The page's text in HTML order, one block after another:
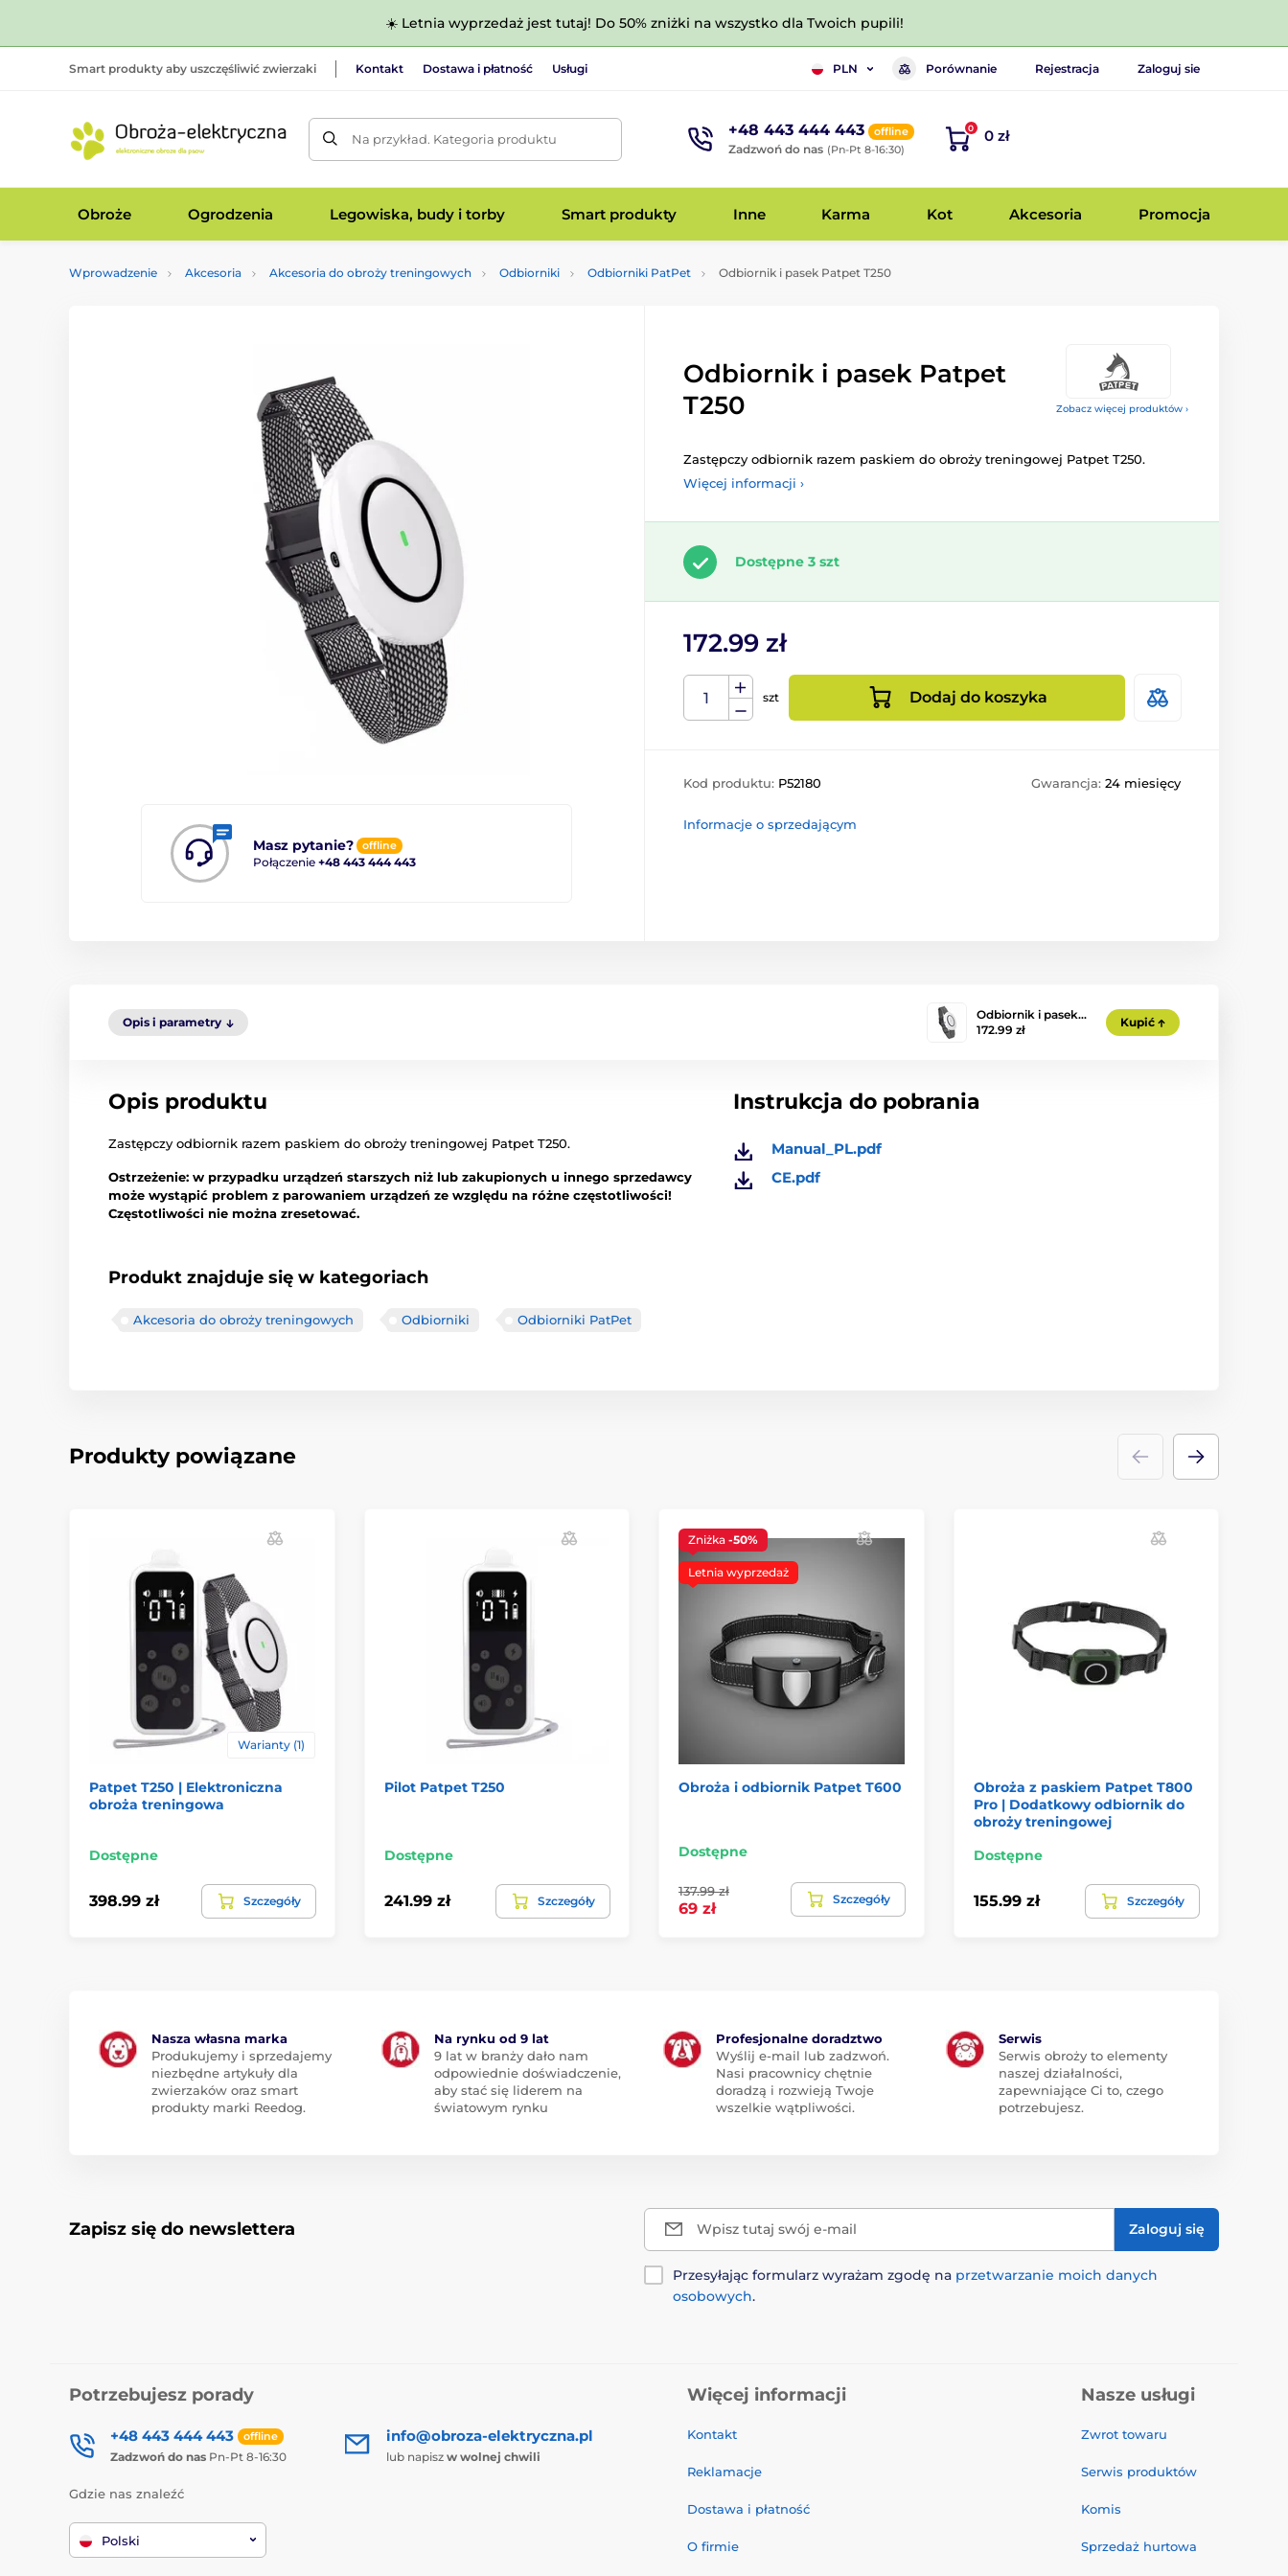
☀️ Letnia wyprzedaż jest tutaj! Do 50% zniżki na wszystko dla Twoich pupili!
Smart produkty aby uszczęśliwić zwierzaki Kontakt Dostawa i płatność Usługi PLN Porównanie Rejestracja Zaloguj sie
Na przykład. Kategoria produktu +48 443 444 443 offline
Zadzwoń do nas (Pn-Pt 8-16:30)
0 0 zł
Obroże Ogrodzenia Legowiska, budy i torby Smart produkty Inne Karma Kot Akcesoria Promocja
Wprowadzenie Akcesoria Akcesoria do obroży treningowych Odbiorniki Odbiorniki PatPet Odbiornik i pasek Patpet T250
Zobacz więcej produktów ›
Masz pytanie? offline
Połączenie +48 443 444 443
Odbiornik i pasek Patpet
T250
Zastępczy odbiornik razem paskiem do obroży treningowej Patpet T250.
Więcej informacji ›
Dostępne 3 szt
172.99 zł
szt Dodaj do koszyka
Kod produktu: P52180 Gwarancja: 24 miesięcy
Informacje o sprzedającym
Opis i parametry
Odbiornik i pasek…
172.99 zł
Kupić
Opis produktu
Zastępczy odbiornik razem paskiem do obroży treningowej Patpet T250.
Ostrzeżenie: w przypadku urządzeń starszych niż lub zakupionych u innego sprzedawcy
może wystąpić problem z parowaniem urządzeń ze względu na różne częstotliwości!
Częstotliwości nie można zresetować.
Produkt znajduje się w kategoriach
Akcesoria do obroży treningowych Odbiorniki Odbiorniki PatPet
Instrukcja do pobrania
Manual_PL.pdf
CE.pdf
Produkty powiązane
Warianty (1)
Patpet T250 | Elektroniczna
obroża treningowa
Dostępne
398.99 zł Szczegóły
Pilot Patpet T250
Dostępne
241.99 zł Szczegóły
Zniżka -50%
Letnia wyprzedaż
Obroża i odbiornik Patpet T600
Dostępne
137.99 zł
69 zł
Szczegóły
Obroża z paskiem Patpet T800
Pro | Dodatkowy odbiornik do
obroży treningowej
Dostępne
155.99 zł Szczegóły
Nasza własna marka
Produkujemy i sprzedajemy
niezbędne artykuły dla
zwierzaków oraz smart
produkty marki Reedog.
Na rynku od 9 lat
9 lat w branży dało nam
odpowiednie doświadczenie,
aby stać się liderem na
światowym rynku
Profesjonalne doradztwo
Wyślij e-mail lub zadzwoń.
Nasi pracownicy chętnie
doradzą i rozwieją Twoje
wszelkie wątpliwości.
Serwis
Serwis obroży to elementy
naszej działalności,
zapewniające Ci to, czego
potrzebujesz.
Zapisz się do newslettera Wpisz tutaj swój e-mail Zaloguj się
Przesyłając formularz wyrażam zgodę na przetwarzanie moich danych
osobowych.
Potrzebujesz porady
+48 443 444 443 offline
Zadzwoń do nas Pn-Pt 8-16:30
info@obroza-elektryczna.pl
lub napisz w wolnej chwili
Gdzie nas znaleźć
Polski
Więcej informacji
Kontakt
Reklamacje
Dostawa i płatność
O firmie
Nasze usługi
Zwrot towaru
Serwis produktów
Komis
Sprzedaż hurtowa